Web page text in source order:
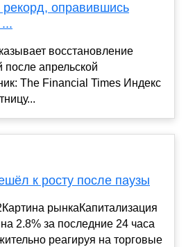
оправившись
восстановление
после апрельской
The Financial Times Индекс
к росту после паузы
рынкаКапитализация
2.8% за последние 24 часа
реагируя на торговые